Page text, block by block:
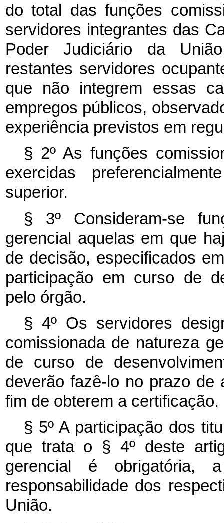
do total das funções
servidores integrantes das
Poder Judiciário da
restantes servidores
que não integrem essas
empregos públicos,
experiência previstos em
§ 2º As funções
exercidas
superior.
§ 3º Consideram-se
gerencial aquelas em que
de decisão, especificados
participação em curso de
pelo órgão.
§ 4º Os servidores
comissionada de natureza
de curso de
deverão fazê-lo no prazo
fim de obterem a certificação.
§ 5º A participação dos
que trata o § 4º deste
gerencial é
responsabilidade dos
União.